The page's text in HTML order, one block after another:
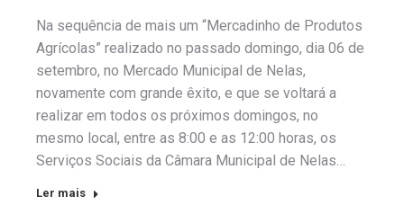
Na sequência de mais um “Mercadinho de Produtos
Agrícolas” realizado no passado domingo, dia 06 de
setembro, no Mercado Municipal de Nelas,
novamente com grande êxito, e que se voltará a
realizar em todos os próximos domingos, no
mesmo local, entre as 8:00 e as 12:00 horas, os
Serviços Sociais da Câmara Municipal de Nelas…
Ler mais